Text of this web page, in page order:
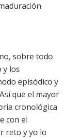
sobre todo
y los
episódico y
que el mayor
cronológica
con el
reto y yo lo